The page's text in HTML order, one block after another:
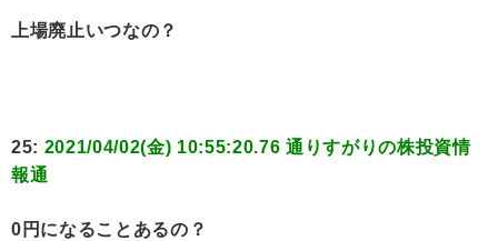
上場廃止いつなの？
25: 2021/04/02(金) 10:55:20.76 通りすがりの株投資情
報通
0円になることあるの？